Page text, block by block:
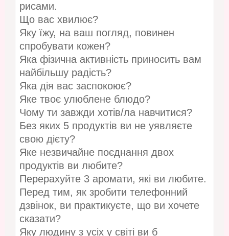
рисами.
Що вас хвилює?
Яку їжу, на ваш погляд, повинен
спробувати кожен?
Яка фізична активність приносить вам
найбільшу радість?
Яка дія вас заспокоює?
Яке твоє улюблене блюдо?
Чому ти завжди хотів/ла навчитися?
Без яких 5 продуктів ви не уявляєте
свою дієту?
Яке незвичайне поєднання двох
продуктів ви любите?
Перерахуйте 3 аромати, які ви любите.
Перед тим, як зробити телефонний
дзвінок, ви практикуєте, що ви хочете
сказати?
Яку людину з усіх у світі ви б